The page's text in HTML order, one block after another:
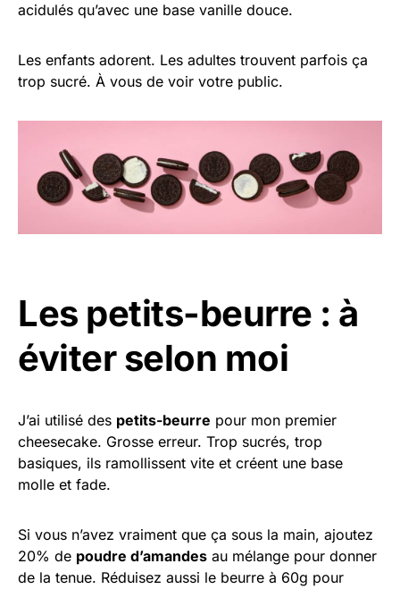
acidulés qu’avec une base vanille douce.
Les enfants adorent. Les adultes trouvent parfois ça
trop sucré. À vous de voir votre public.
Les petits-beurre : à
éviter selon moi
J’ai utilisé des petits-beurre pour mon premier
cheesecake. Grosse erreur. Trop sucrés, trop
basiques, ils ramollissent vite et créent une base
molle et fade.
Si vous n’avez vraiment que ça sous la main, ajoutez
20% de poudre d’amandes au mélange pour donner
de la tenue. Réduisez aussi le beurre à 60g pour